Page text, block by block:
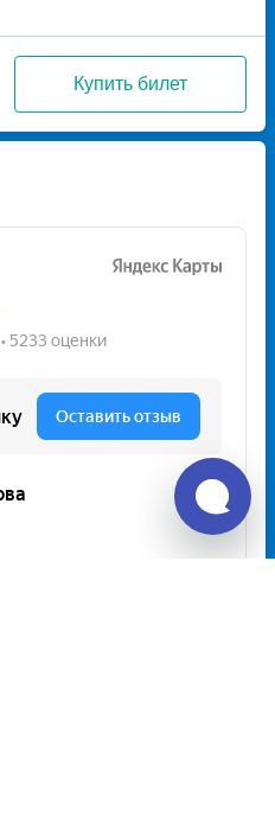
Купить билет